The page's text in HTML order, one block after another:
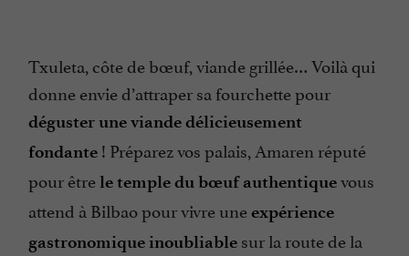
Txuleta, côte de bœuf, viande grillée… Voilà qui
donne envie d’attraper sa fourchette pour
déguster une viande délicieusement
fondante ! Préparez vos palais, Amaren réputé
pour êtrele temple du bœuf authentiquevous
attend à Bilbao pour vivre uneexpérience
gastronomique inoubliable sur la route de la